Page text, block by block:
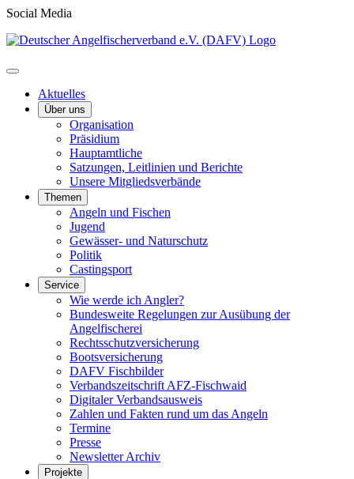
Social Media
Aktuelles
Über uns
Organisation
Präsidium
Hauptamtliche
Satzungen, Leitlinien und Berichte
Unsere Mitgliedsverbände
Themen
Angeln und Fischen
Jugend
Gewässer- und Naturschutz
Politik
Castingsport
Service
Wie werde ich Angler?
Bundesweite Regelungen zur Ausübung der
Angelfischerei
Rechtsschutzversicherung
Bootsversicherung
DAFV Fischbilder
Verbandszeitschrift AFZ-Fischwaid
Digitaler Verbandsausweis
Zahlen und Fakten rund um das Angeln
Termine
Presse
Newsletter Archiv
Projekte